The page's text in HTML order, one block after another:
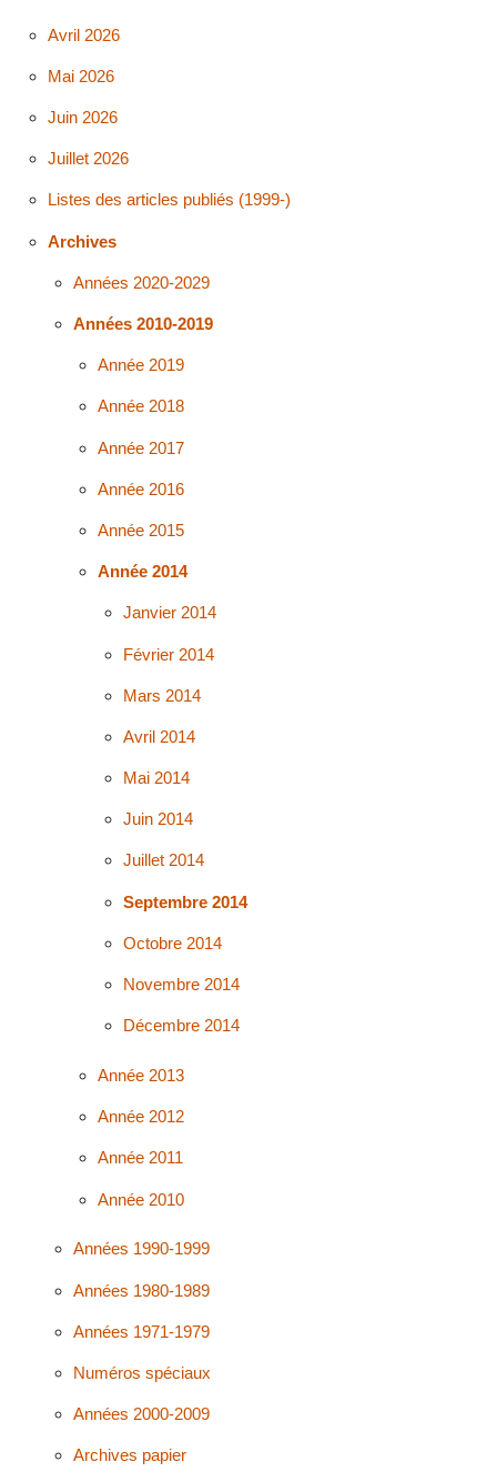
Avril 2026
Mai 2026
Juin 2026
Juillet 2026
Listes des articles publiés (1999-)
Archives
Années 2020-2029
Années 2010-2019
Année 2019
Année 2018
Année 2017
Année 2016
Année 2015
Année 2014
Janvier 2014
Février 2014
Mars 2014
Avril 2014
Mai 2014
Juin 2014
Juillet 2014
Septembre 2014
Octobre 2014
Novembre 2014
Décembre 2014
Année 2013
Année 2012
Année 2011
Année 2010
Années 1990-1999
Années 1980-1989
Années 1971-1979
Numéros spéciaux
Années 2000-2009
Archives papier